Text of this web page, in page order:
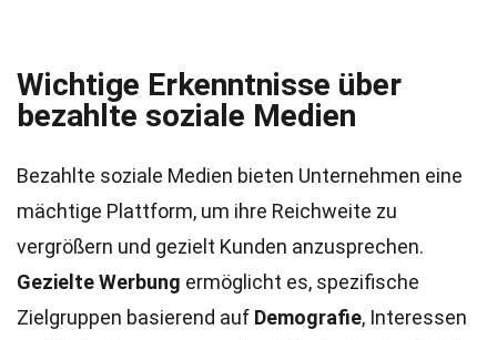
Wichtige Erkenntnisse über
bezahlte soziale Medien
Bezahlte soziale Medien bieten Unternehmen eine
mächtige Plattform, um ihre Reichweite zu
vergrößern und gezielt Kunden anzusprechen.
Gezielte Werbung ermöglicht es, spezifische
Zielgruppen basierend auf Demografie, Interessen